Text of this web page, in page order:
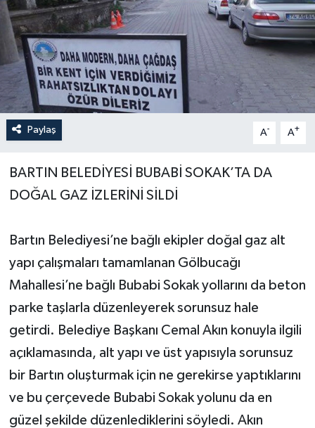
Paylaş A- A+
BARTIN BELEDİYESİ BUBABİ SOKAK’TA DA
DOĞAL GAZ İZLERİNİ SİLDİ
Bartın Belediyesi’ne bağlı ekipler doğal gaz alt
yapı çalışmaları tamamlanan Gölbucağı
Mahallesi’ne bağlı Bubabi Sokak yollarını da beton
parke taşlarla düzenleyerek sorunsuz hale
getirdi. Belediye Başkanı Cemal Akın konuyla ilgili
açıklamasında, alt yapı ve üst yapısıyla sorunsuz
bir Bartın oluşturmak için ne gerekirse yaptıklarını
ve bu çerçevede Bubabi Sokak yolunu da en
güzel şekilde düzenlediklerini söyledi. Akın
Spor
Tarım
Turizm
Yaşam
Yerel Yönetimler
YEREL